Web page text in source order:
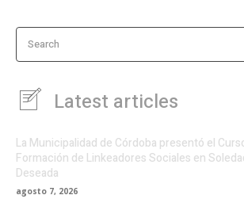
Search
Latest articles
La Municipalidad de Córdoba presentó el
Formación de Linkeadores Sociales en
Deseada
agosto 7, 2026